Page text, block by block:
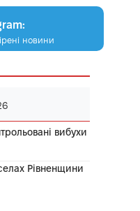
новини
вибухи
Рівненщини